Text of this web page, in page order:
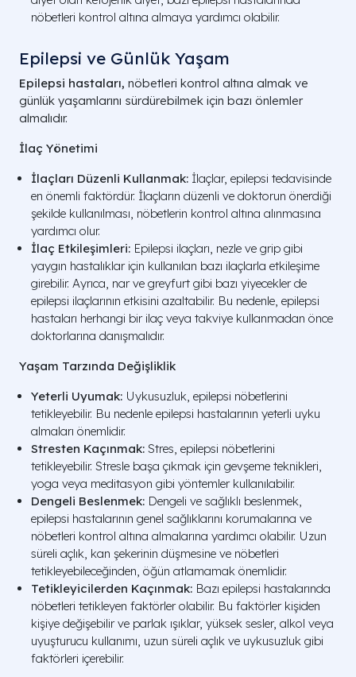
nöbetleri kontrol altına almaya yardımcı olabilir.
Epilepsi ve Günlük Yaşam
Epilepsi hastaları, nöbetleri kontrol altına almak ve
günlük yaşamlarını sürdürebilmek için bazı önlemler
almalıdır.
İlaç Yönetimi
İlaçları Düzenli Kullanmak: İlaçlar, epilepsi tedavisinde
en önemli faktördür. İlaçların düzenli ve doktorun önerdiği
şekilde kullanılması, nöbetlerin kontrol altına alınmasına
yardımcı olur.
İlaç Etkileşimleri: Epilepsi ilaçları, nezle ve grip gibi
yaygın hastalıklar için kullanılan bazı ilaçlarla etkileşime
girebilir. Ayrıca, nar ve greyfurt gibi bazı yiyecekler de
epilepsi ilaçlarının etkisini azaltabilir. Bu nedenle, epilepsi
hastaları herhangi bir ilaç veya takviye kullanmadan önce
doktorlarına danışmalıdır.
Yaşam Tarzında Değişliklik
Yeterli Uyumak: Uykusuzluk, epilepsi nöbetlerini
tetikleyebilir. Bu nedenle epilepsi hastalarının yeterli uyku
almaları önemlidir.
Stresten Kaçınmak: Stres, epilepsi nöbetlerini
tetikleyebilir. Stresle başa çıkmak için gevşeme teknikleri,
yoga veya meditasyon gibi yöntemler kullanılabilir.
Dengeli Beslenmek: Dengeli ve sağlıklı beslenmek,
epilepsi hastalarının genel sağlıklarını korumalarına ve
nöbetleri kontrol altına almalarına yardımcı olabilir. Uzun
süreli açlık, kan şekerinin düşmesine ve nöbetleri
tetikleyebileceğinden, öğün atlamamak önemlidir.
Tetikleyicilerden Kaçınmak: Bazı epilepsi hastalarında
nöbetleri tetikleyen faktörler olabilir. Bu faktörler kişiden
kişiye değişebilir ve parlak ışıklar, yüksek sesler, alkol veya
uyuşturucu kullanımı, uzun süreli açlık ve uykusuzluk gibi
faktörleri içerebilir.